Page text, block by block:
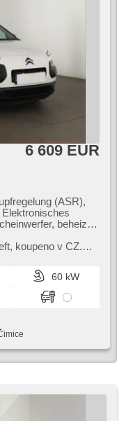
6 609 EUR
(ASR),
beheizte
El.
koupeno v CZ.
60 kW